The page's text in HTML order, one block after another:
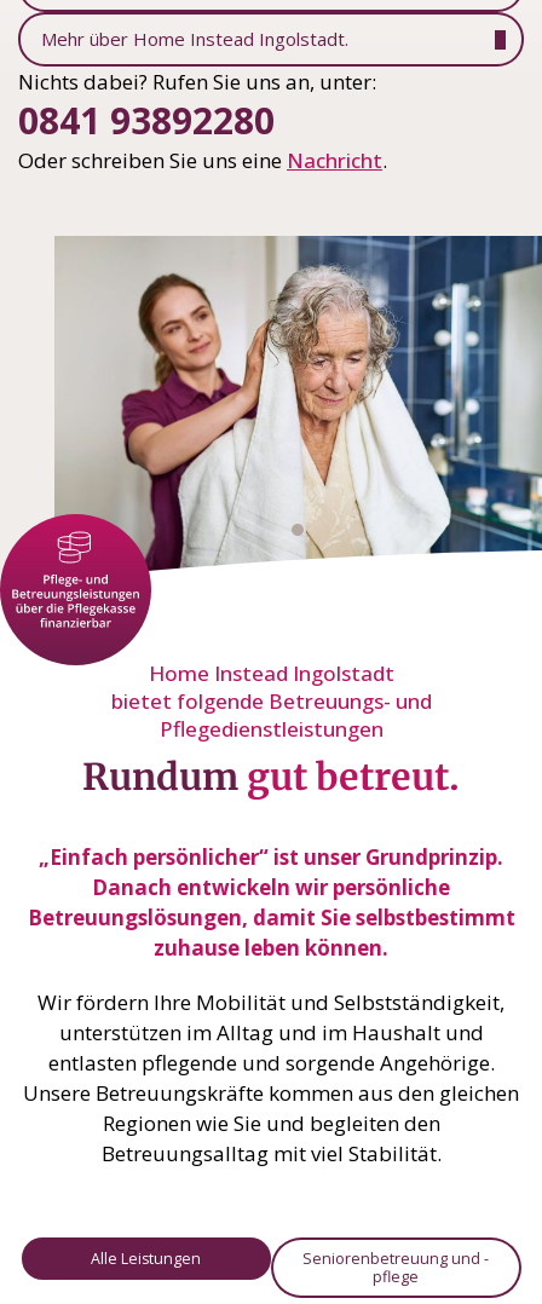
Mehr über Home Instead Ingolstadt.
Nichts dabei? Rufen Sie uns an, unter:
0841 93892280
Oder schreiben Sie uns eine Nachricht.
Home Instead Ingolstadt
bietet folgende Betreuungs- und
Pflegedienstleistungen
Rundum gut betreut.
„Einfach persönlicher“ ist unser Grundprinzip.
Danach entwickeln wir persönliche
Betreuungslösungen, damit Sie selbstbestimmt
zuhause leben können.
Wir fördern Ihre Mobilität und Selbstständigkeit,
unterstützen im Alltag und im Haushalt und
entlasten pflegende und sorgende Angehörige.
Unsere Betreuungskräfte kommen aus den gleichen
Regionen wie Sie und begleiten den
Betreuungsalltag mit viel Stabilität.
Alle Leistungen
Seniorenbetreuung und -
pflege